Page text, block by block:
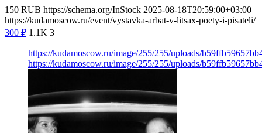
150 RUB https://schema.org/InStock 2025-08-18T20:59:00+03:00
https://kudamoscow.ru/event/vystavka-arbat-v-litsax-poety-i-pisateli/
300 ₽ 1.1K 3
https://kudamoscow.ru/image/255/255/uploads/
https://kudamoscow.ru/image/255/255/uploads/